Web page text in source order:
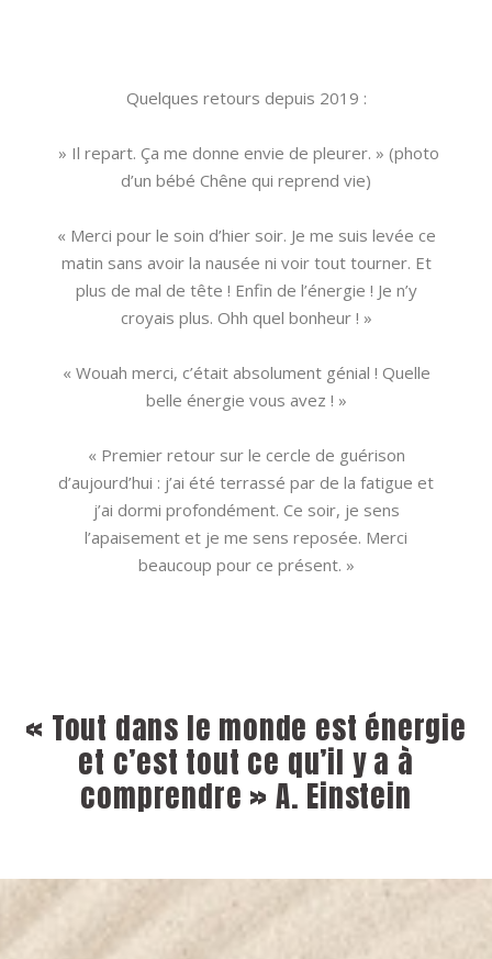
Quelques retours depuis 2019 :
» Il repart. Ça me donne envie de pleurer. » (photo
d’un bébé Chêne qui reprend vie)
« Merci pour le soin d’hier soir. Je me suis levée ce
matin sans avoir la nausée ni voir tout tourner. Et
plus de mal de tête ! Enfin de l’énergie ! Je n’y
croyais plus. Ohh quel bonheur ! »
« Wouah merci, c’était absolument génial ! Quelle
belle énergie vous avez ! »
« Premier retour sur le cercle de guérison
d’aujourd’hui : j’ai été terrassé par de la fatigue et
j’ai dormi profondément. Ce soir, je sens
l’apaisement et je me sens reposée. Merci
beaucoup pour ce présent. »
« Tout dans le monde est énergie
et c’est tout ce qu’il y a à
comprendre » A. Einstein